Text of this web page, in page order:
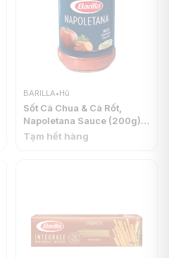
BARILLA•Hũ
Sốt Cà Chua & Cà Rốt,
Napoletana Sauce (200g) -
BARILLA
Tạm hết hàng